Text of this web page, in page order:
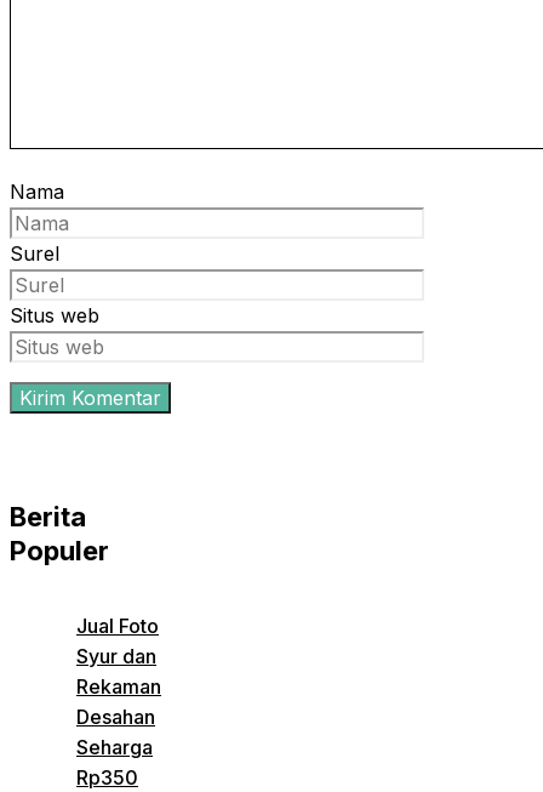
Nama
Surel
Situs web
Berita
Populer
Jual Foto
Syur dan
Rekaman
Desahan
Seharga
Rp350